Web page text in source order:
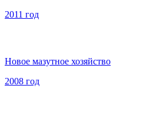
2011 год
Новое мазутное хозяйство
2008 год